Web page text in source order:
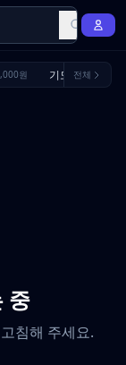
원 기도산업 수요예
전체
중
침해 주세요.